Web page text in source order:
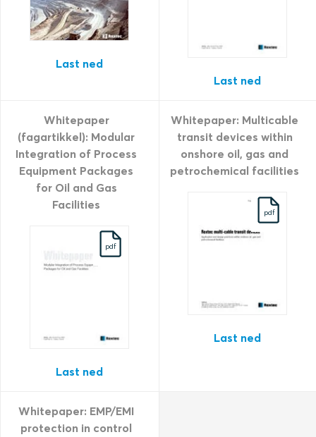
Last ned
Last ned
Whitepaper
(fagartikkel): Modular
Integration of Process
Equipment Packages
for Oil and Gas
Facilities
pdf
Last ned
Whitepaper: Multicable
transit devices within
onshore oil, gas and
petrochemical facilities
pdf
Last ned
Whitepaper: EMP/EMI
protection in control